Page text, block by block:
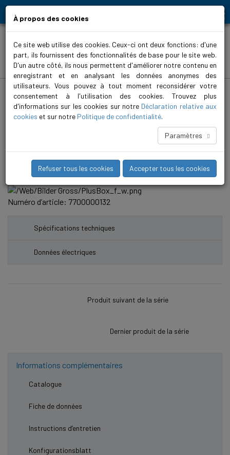
Produits
Home > Produits > Commandes > Évacuation des eaux usées > Commande PlusBox
PlusBox 2P 13.0-17.0 A
PlusBox permet de satisfaire aux exigences spécifiques des
clients en matière d’évacuation des eaux usées. Grâce à la
conception modulaire, de nombreuses fonctionnalités sont
disponibles au choix, qui peuvent aussi être intégrées
rapidement et facilement par la suite.
Numéro d’article: 7700000132
Spécifications techniques
Données électriques
Produit suivant de la série
Dernier produit de la série
Informations complémentaires
Catalogue
Fiche de données
Instructions d’entretien
Konfigurationsblatt
À propos des cookies
Ce site web utilise des cookies. Ceux-ci ont deux fonctions: d'une
part, ils fournissent des fonctionnalités de base pour le site web.
D'un autre côté, ils nous permettent d'améliorer notre contenu en
enregistrant et en analysant les données anonymes des
utilisateurs. Vous pouvez à tout moment reconsidérer votre
consentement à l'utilisation des cookies. Trouvez plus
d'informations sur les cookies sur notre Déclaration relative aux
cookies et sur notre Politique de confidentialité.
Paramètres
Refuser tous les cookies Accepter tous les cookies